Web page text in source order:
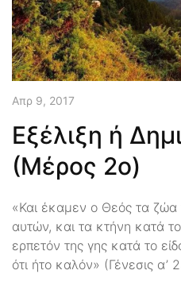
Απρ 9, 2017
Εξέλιξη ή
(Μέρος 2ο)
«Και έκαμεν ο Θεός τα ζώα
αυτών, και τα κτήνη κατά
ερπετόν της γης κατά το
ότι ήτο καλόν» (Γένεσις α’